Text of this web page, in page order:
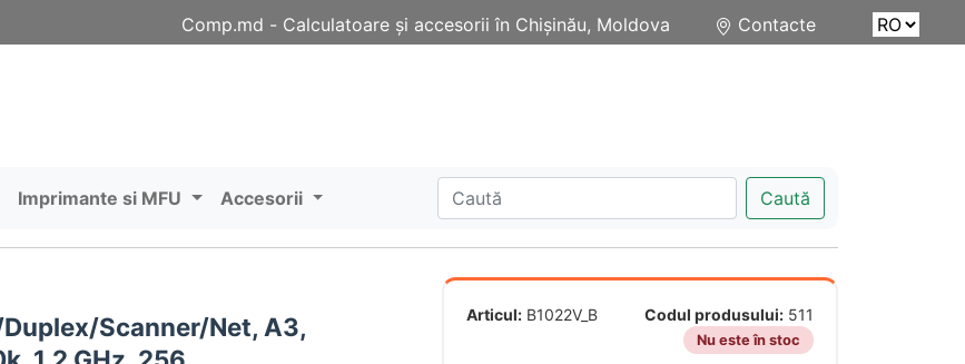
Contacte
Comp.md - Сalculatoare și accesorii în Chișinău, Moldova
Imprimante si MFU Accesorii Caută
Scanner/Net, A3,
Articul: B1022V_B Codul produsului: 511
Nu este în stoc